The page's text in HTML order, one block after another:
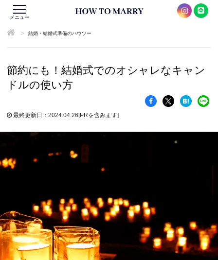
メニュー
> 結婚・結婚式準備のハウツー
節約にも！結婚式でのオシャレなキャン
ドルの使い方
最終更新日：2024.04.26[PRを含みます]